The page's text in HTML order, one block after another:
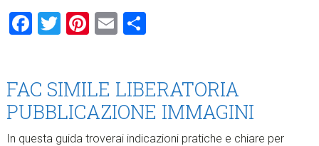
Facebook
Twitter
Pinterest
EmailCondividi
FAC SIMILE LIBERATORIA
PUBBLICAZIONE IMMAGINI​
In questa guida troverai indicazioni pratiche e chiare per